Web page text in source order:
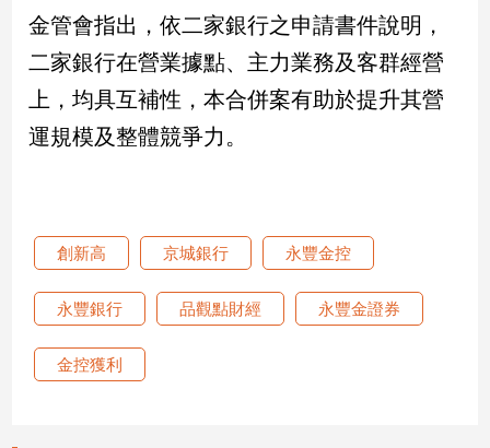
費
健
康/
親
子/
術
／
電
影
金管會指出，依二家銀行之申請書件說明，
二家銀行在營業據點、主力業務及客群經營
上，均具互補性，本合併案有助於提升其營
運規模及整體競爭力。
創新高 京城銀行 永豐金控
永豐銀行 品觀點財經 永豐金證券
金控獲利